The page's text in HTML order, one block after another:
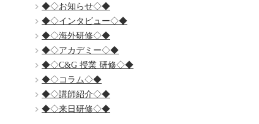
◆◇お知らせ◇◆
◆◇インタビュー◇◆
◆◇海外研修◇◆
◆◇アカデミー◇◆
◆◇C&G 授業 研修◇◆
◆◇コラム◇◆
◆◇講師紹介◇◆
◆◇来日研修◇◆